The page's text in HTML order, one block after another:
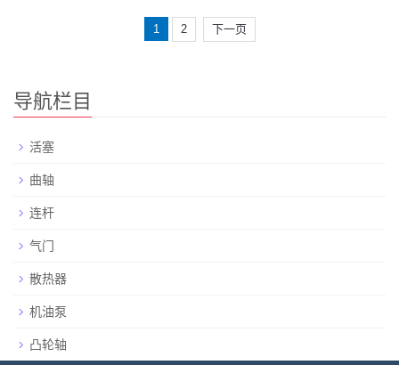
1 2 下一页
导航栏目
活塞
曲轴
连杆
气门
散热器
机油泵
凸轮轴